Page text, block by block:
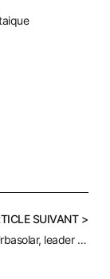
SUIVANT >
Montpellier : Urbasolar, leader français du photovoltaïque